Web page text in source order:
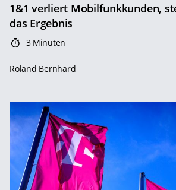
1&1 verliert Mobilfunkkunden,
das Ergebnis
3 Minuten
Roland Bernhard